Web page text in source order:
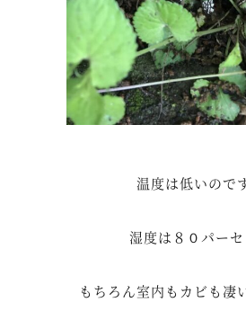
温度は低いので
湿度は８０パーセ
もちろん室内もカビも凄